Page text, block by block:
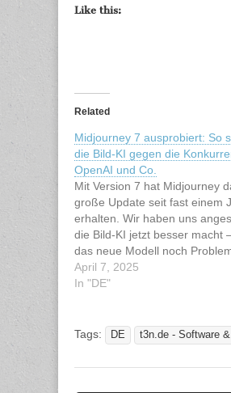
Like this:
Related
Midjourney 7 ausprobiert: So
die Bild-KI gegen die
OpenAI und Co.
Mit Version 7 hat Midjourney
große Update seit fast einem
erhalten. Wir haben uns
die Bild-KI jetzt besser macht
das neue Modell noch
Dieser Artikel wurde indexiert
Software & Entwicklung Lesen
April 7, 2025
In "DE"
Tags: DE t3n.de - Software